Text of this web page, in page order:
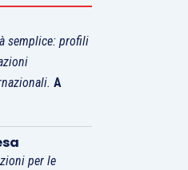
semplice: profili
A
per le